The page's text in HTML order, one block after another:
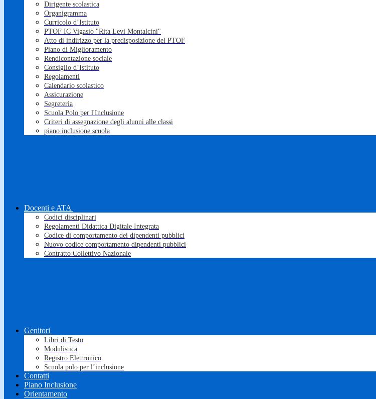
Dirigente scolastica
Organigramma
Curricolo d’Istituto
PTOF IC Vigasio "Rita Levi Montalcini"
Atto di indirizzo per la predisposizione del PTOF
Piano di Miglioramento
Rendicontazione sociale
Consiglio d’Istituto
Regolamenti
Calendario scolastico
Assicurazione
Segreteria
Scuola Polo per l'Inclusione
Criteri di assegnazione degli alunni alle classi
piano inclusione scuola
Docenti e ATA
Codici disciplinari
Regolamenti Didattica Digitale Integrata
Codice di comportamento dei dipendenti pubblici
Nuovo codice comportamento dipendenti pubblici
Contratto Collettivo Nazionale
Genitori
Libri di Testo
Modulistica
Registro Elettronico
Scuola polo per l’inclusione
Contatti
Piano Inclusione
Orientamento